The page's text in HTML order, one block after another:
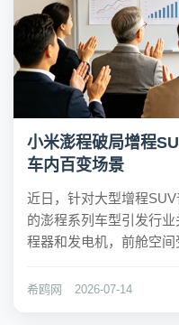
小米澎程破局增程
车内百变场景
近日，针对大型增程
的澎程系列车型引发行
程器和发电机，前舱空
电池占据底盘中央，迫
希鸥网 2026-07-14